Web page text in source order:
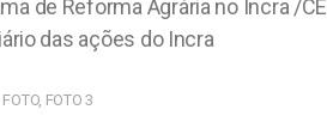
de Reforma Agrária no Incra /CE
das ações do Incra
FOTO, FOTO 3